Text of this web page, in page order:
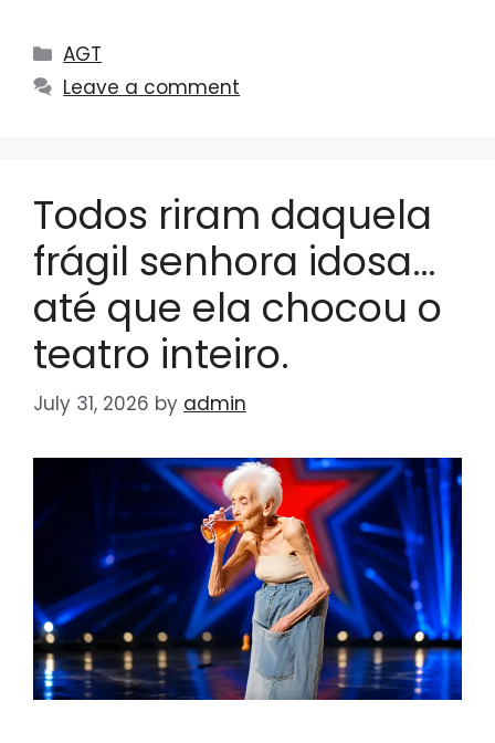
Categories
AGT
Leave a comment
Todos riram daquela
frágil senhora idosa…
até que ela chocou o
teatro inteiro.
July 31, 2026 by admin